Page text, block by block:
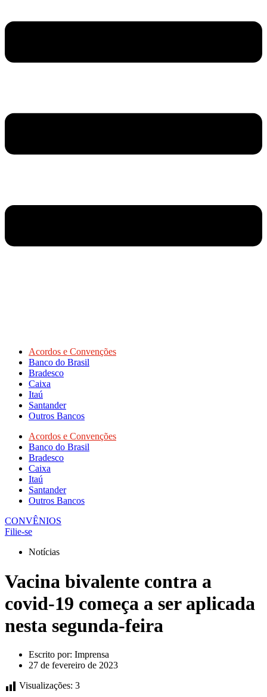
Acordos e Convenções
Banco do Brasil
Bradesco
Caixa
Itaú
Santander
Outros Bancos
Acordos e Convenções
Banco do Brasil
Bradesco
Caixa
Itaú
Santander
Outros Bancos
CONVÊNIOS
Filie-se
Notícias
Vacina bivalente contra a
covid-19 começa a ser aplicada
nesta segunda-feira
Escrito por: Imprensa
27 de fevereiro de 2023
Visualizações: 3